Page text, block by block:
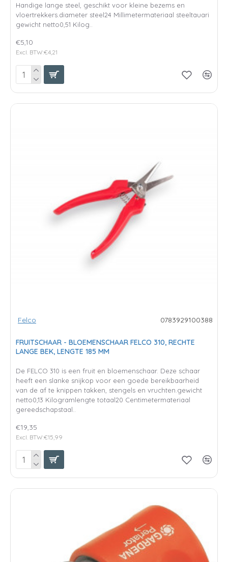
Handige lange steel, geschikt voor kleine bezems en
vloertrekkers.diameter steel24 Millimetermateriaal steeltauari
gewicht netto0,51 Kilog..
€5,10
Excl. BTW:€4,21
Felco 0783929100388
FRUITSCHAAR - BLOEMENSCHAAR FELCO 310, RECHTE
LANGE BEK, LENGTE 185 MM
De FELCO 310 is een fruit en bloemenschaar. Deze schaar
heeft een slanke snijkop voor een goede bereikbaarheid
van de af te knippen takken, stengels en vruchten.gewicht
netto0,13 Kilogramlengte totaal20 Centimetermateriaal
gereedschapstaal..
€19,35
Excl. BTW:€15,99